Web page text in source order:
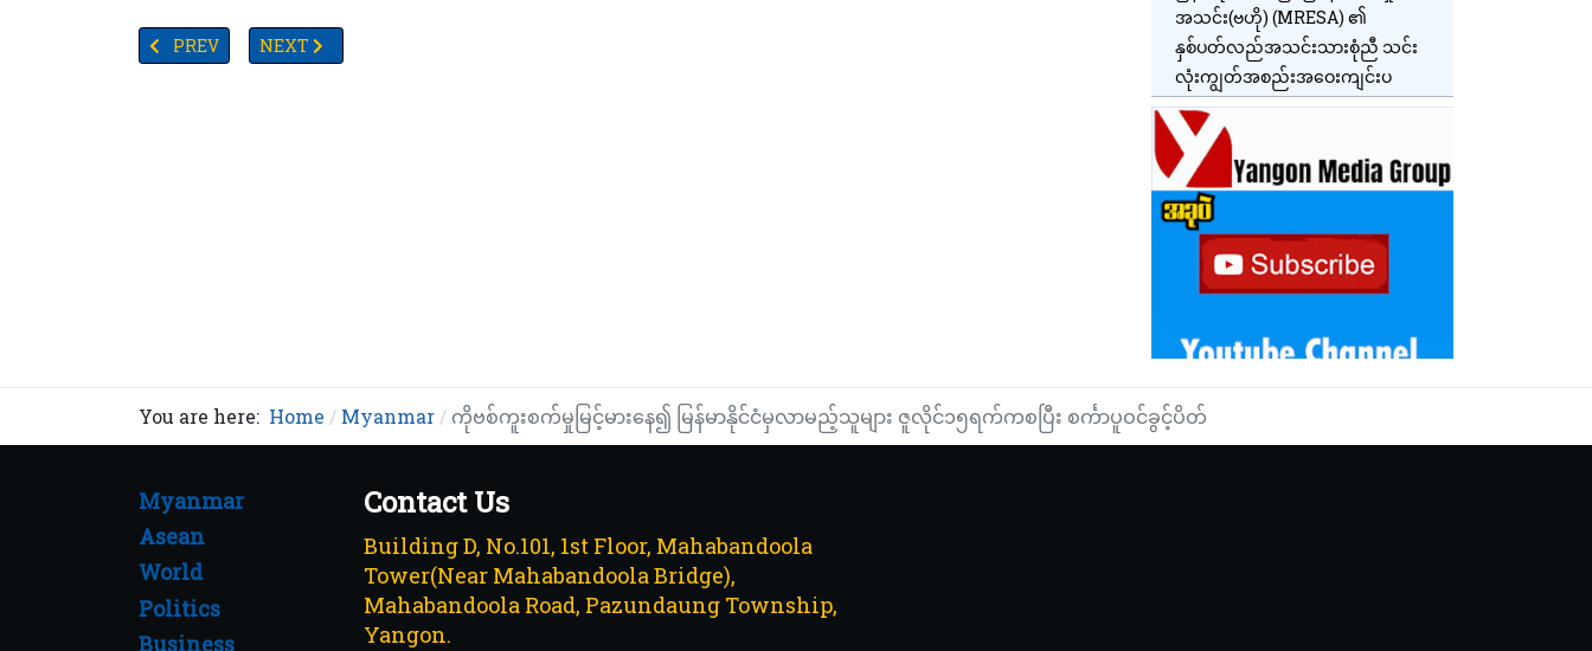
PREVIOUS ARTICLE: နေ့လည်ခင်းသတင်းအစီအစဉ်(တိုက်ရိုက်) ၁၄ ဇူလိုင် ၂၀၂၁
PREV NEXT ARTICLE: မြန်မာ့ရေနံနှင့်သဘာဝဓာတ်ငွေ့ ထုတ်လုပ်ရေးကို ရုရှားရင်းနှီးမြှပ်နှံရန် မျက်စေ့ကျ (ရုပ်သံသတင်း)
NEXT
အသင်း(ဗဟို) (MRESA) ၏
နှစ်ပတ်လည်အသင်းသားစုံညီ သင်း
လုံးကျွတ်အစည်းအဝေးကျင်းပ
You are here: Home Myanmar ကိုဗစ်ကူးစက်မှုမြင့်မားနေ၍ မြန်မာနိုင်ငံမှလာမည့်သူများ ဇူလိုင်၁၅ရက်ကစပြီး စင်္ကာပူဝင်ခွင့်ပိတ်
Myanmar
Asean
World
Politics
Business
Contact Us
Building D, No.101, 1st Floor, Mahabandoola
Tower(Near Mahabandoola Bridge),
Mahabandoola Road, Pazundaung Township,
Yangon.